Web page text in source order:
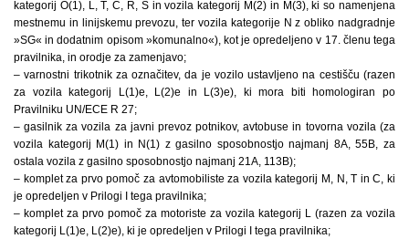
kategorij O(1), L, T, C, R, S in vozila kategorij M(2) in M(3), ki so namenjena
mestnemu in linijskemu prevozu, ter vozila kategorije N z obliko nadgradnje
»SG« in dodatnim opisom »komunalno«), kot je opredeljeno v 17. členu tega
pravilnika, in orodje za zamenjavo;
– varnostni trikotnik za označitev, da je vozilo ustavljeno na cestišču (razen
za vozila kategorij L(1)e, L(2)e in L(3)e), ki mora biti homologiran po
Pravilniku UN/ECE R 27;
– gasilnik za vozila za javni prevoz potnikov, avtobuse in tovorna vozila (za
vozila kategorij M(1) in N(1) z gasilno sposobnostjo najmanj 8A, 55B, za
ostala vozila z gasilno sposobnostjo najmanj 21A, 113B);
– komplet za prvo pomoč za avtomobiliste za vozila kategorij M, N, T in C, ki
je opredeljen v Prilogi I tega pravilnika;
– komplet za prvo pomoč za motoriste za vozila kategorij L (razen za vozila
kategorij L(1)e, L(2)e), ki je opredeljen v Prilogi I tega pravilnika;